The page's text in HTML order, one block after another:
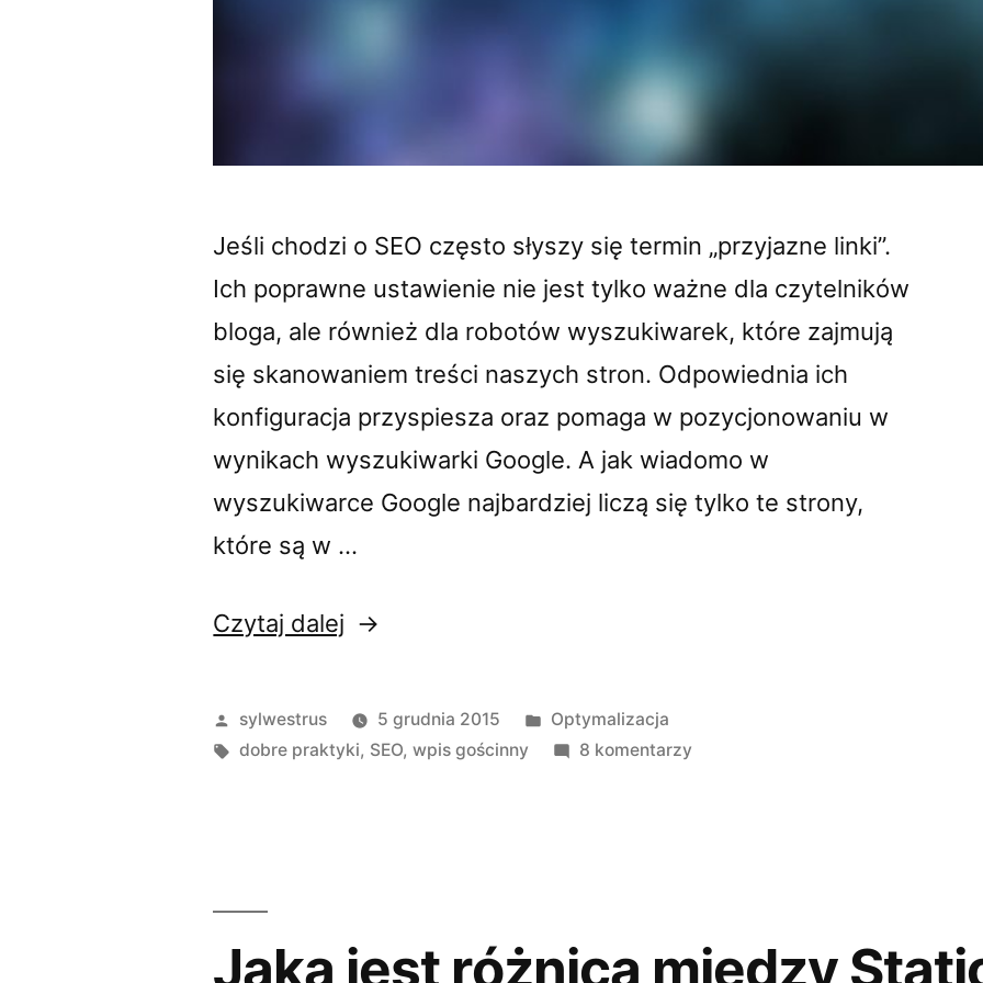
Jeśli chodzi o SEO często słyszy się termin „przyjazne linki”.
Ich poprawne ustawienie nie jest tylko ważne dla czytelników
bloga, ale również dla robotów wyszukiwarek, które zajmują
się skanowaniem treści naszych stron. Odpowiednia ich
konfiguracja przyspiesza oraz pomaga w pozycjonowaniu w
wynikach wyszukiwarki Google. A jak wiadomo w
wyszukiwarce Google najbardziej liczą się tylko te strony,
które są w …
Czytaj dalej „Jak
„przyjazne
linki”
Opublikowane
przez
sylwestrus 5 grudnia 2015
Opublikowano
w
Optymalizacja
Tagi:
dobre praktyki, SEO,wpis gościnny 8 komentarzy
Jaka jest różnica między